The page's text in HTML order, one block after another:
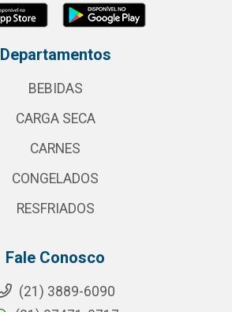
Departamentos
BEBIDAS
CARGA SECA
CARNES
CONGELADOS
RESFRIADOS
Fale Conosco
(21) 3889-6090